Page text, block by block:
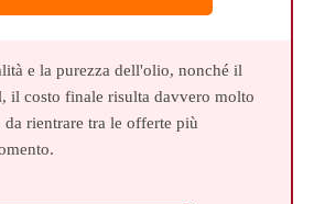
e la purezza dell'olio, nonché il
il costo finale risulta davvero molto
da rientrare tra le offerte più